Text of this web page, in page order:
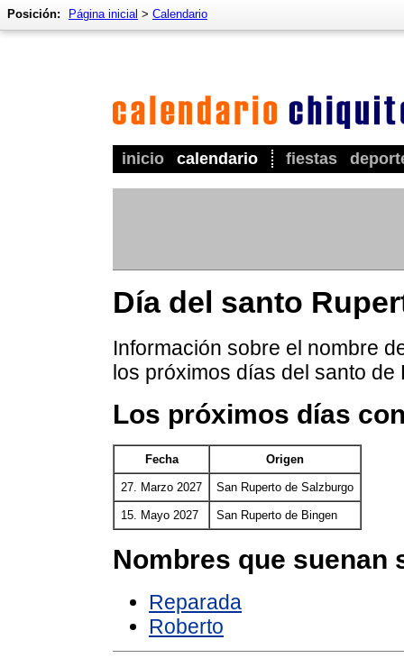
inicio calendario fiestas
Posición: Página inicial > Calendario
Día del santo
Información sobre el nombre
los próximos días del santo de
Los próximos días
Fecha Origen
27. Marzo 2027 San Ruperto de Salzburgo
15. Mayo 2027 San Ruperto de Bingen
Nombres que suenan
Reparada
Roberto